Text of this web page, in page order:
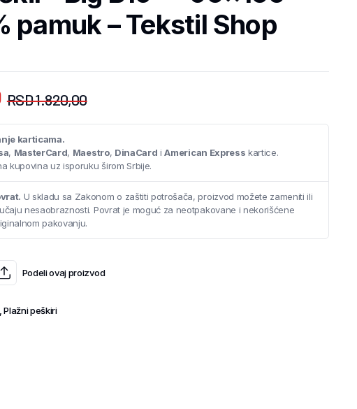
pamuk – Tekstil Shop
RSD1.820,00
karticama.
, MasterCard, Maestro, DinaCard iAmerican Express kartice.
kupovina uz isporuku širom Srbije.
U skladu sa Zakonom o zaštiti potrošača, proizvod možete zameniti ili
nesaobraznosti. Povrat je moguć za neotpakovane i nekorišćene
pakovanju.
Podeli ovaj proizvod
Plažni peškiri